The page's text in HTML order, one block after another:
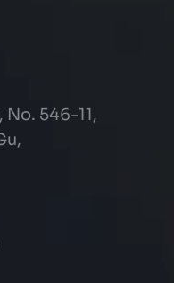
546-11,